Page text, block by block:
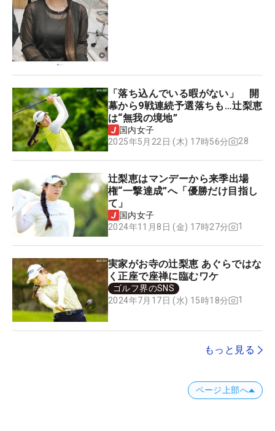
「落ち込んでいる暇がない」 開
幕から9戦連続予選落ちも…辻梨恵
は“無我の境地”
国内女子
2025年5月22日 (木) 17時56分
28
辻梨恵はマンデーから来季出場
権“一撃達成”へ「優勝だけ目指し
て」
国内女子
2024年11月8日 (金) 17時27分
1
実家がお寺の辻梨恵 あぐらではな
く正座で座禅に臨むワケ
ゴルフ界のSNS
2024年7月17日 (水) 15時18分
1
もっと見る
ページ上部へ